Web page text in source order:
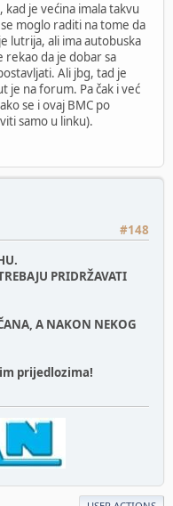
kad je većina imala takvu
moglo raditi na tome da
lutrija, ali ima autobuska
rekao da je dobar sa
Ali jbg, tad je
je na forum. Pa čak i već
se i ovaj BMC po
samo u linku).
#148
PRIDRŽAVATI
A NAKON NEKOG
prijedlozima!